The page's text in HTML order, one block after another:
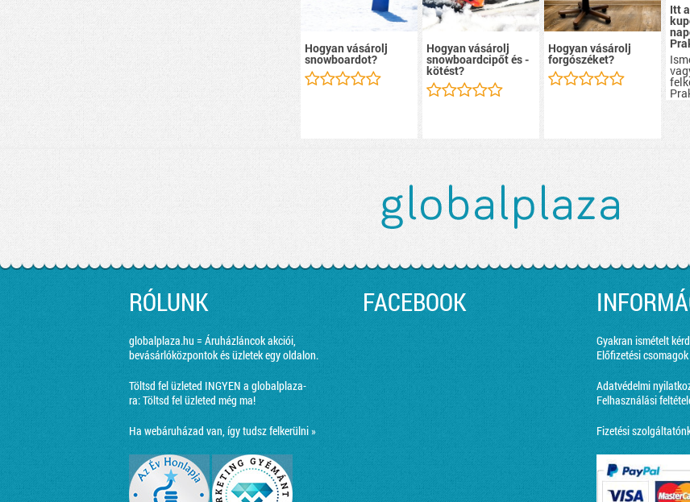
Hogyan vásárolj
snowboardot?
Hogyan vásárolj
snowboardcipőt és -
kötést?
Hogyan vásárolj
forgószéket?
Itt
RÓLUNK
globalplaza.hu = Áruházláncok akciói,
bevásárlóközpontok és üzletek egy oldalon.
Töltsd fel üzleted INGYEN a globalplaza-
ra:Töltsd fel üzleted még ma!
Ha webáruházad van, így tudsz felkerülni »
FACEBOOK
Gyakran ismételt
Előfizetési
Adatvédelmi
Felhasználási
Fizetési